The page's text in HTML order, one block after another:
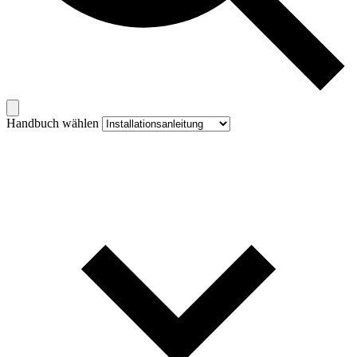
Handbuch wählen